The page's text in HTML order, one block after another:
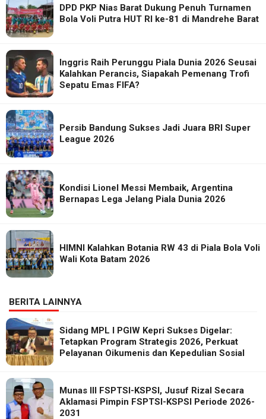
DPD PKP Nias Barat Dukung Penuh Turnamen
Bola Voli Putra HUT RI ke-81 di Mandrehe Barat
Inggris Raih Perunggu Piala Dunia 2026 Seusai
Kalahkan Perancis, Siapakah Pemenang Trofi
Sepatu Emas FIFA?
Persib Bandung Sukses Jadi Juara BRI Super
League 2026
Kondisi Lionel Messi Membaik, Argentina
Bernapas Lega Jelang Piala Dunia 2026
HIMNI Kalahkan Botania RW 43 di Piala Bola Voli
Wali Kota Batam 2026
BERITA LAINNYA
Sidang MPL I PGIW Kepri Sukses Digelar:
Tetapkan Program Strategis 2026, Perkuat
Pelayanan Oikumenis dan Kepedulian Sosial
Munas III FSPTSI-KSPSI, Jusuf Rizal Secara
Aklamasi Pimpin FSPTSI-KSPSI Periode 2026-
2031